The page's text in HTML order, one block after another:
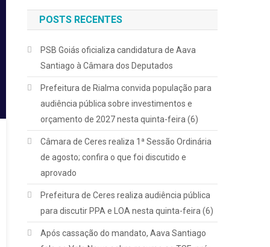
POSTS RECENTES
PSB Goiás oficializa candidatura de Aava
Santiago à Câmara dos Deputados
Prefeitura de Rialma convida população para
audiência pública sobre investimentos e
orçamento de 2027 nesta quinta-feira (6)
Câmara de Ceres realiza 1ª Sessão Ordinária
de agosto; confira o que foi discutido e
aprovado
Prefeitura de Ceres realiza audiência pública
para discutir PPA e LOA nesta quinta-feira (6)
Após cassação do mandato, Aava Santiago